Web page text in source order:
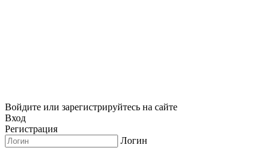
Войдите или зарегистрируйтесь на сайте
Вход
Регистрация
Логин